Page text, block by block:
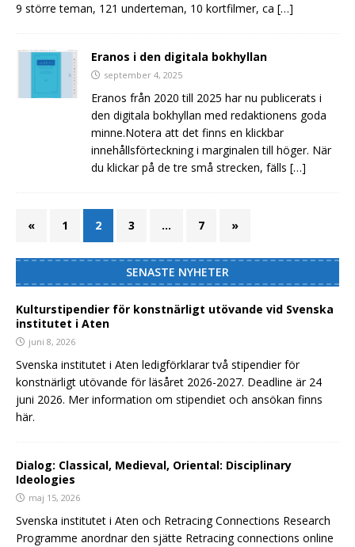
9 större teman, 121 underteman, 10 kortfilmer, ca […]
Eranos i den digitala bokhyllan
september 4, 2025
Eranos från 2020 till 2025 har nu publicerats i
den digitala bokhyllan med redaktionens goda
minne.Notera att det finns en klickbar
innehållsförteckning i marginalen till höger. När
du klickar på de tre små strecken, fälls […]
« 1 2 3 … 7 »
SENASTE NYHETER
Kulturstipendier för konstnärligt utövande vid Svenska
institutet i Aten
juni 8, 2026
Svenska institutet i Aten ledigförklarar två stipendier för
konstnärligt utövande för läsåret 2026-2027. Deadline är 24
juni 2026. Mer information om stipendiet och ansökan finns
här.
Dialog: Classical, Medieval, Oriental: Disciplinary
Ideologies
maj 15, 2026
Svenska institutet i Aten och Retracing Connections Research
Programme anordnar den sjätte Retracing connections online